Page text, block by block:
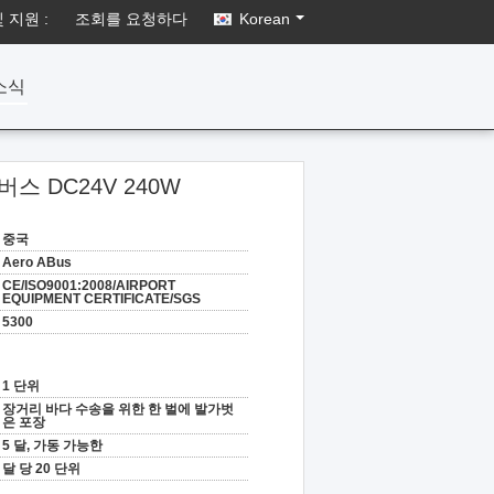
지원 : 조회를 요청하다 Korean
식
스 DC24V 240W
중국
Aero ABus
CE/ISO9001:2008/AIRPORT
EQUIPMENT CERTIFICATE/SGS
5300
1 단위
장거리 바다 수송을 위한 한 벌에 발가벗
은 포장
5 달, 가동 가능한
달 당 20 단위